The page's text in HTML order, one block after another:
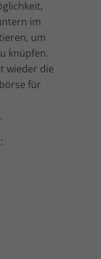
im
um
knüpfen.
wieder die
für